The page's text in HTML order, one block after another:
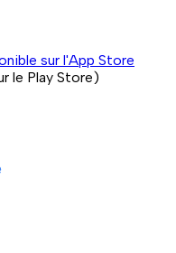
sur l'App Store
le Play Store)